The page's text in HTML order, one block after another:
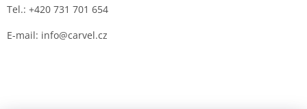
Tel.: +420 731 701 654
E-mail: info@carvel.cz